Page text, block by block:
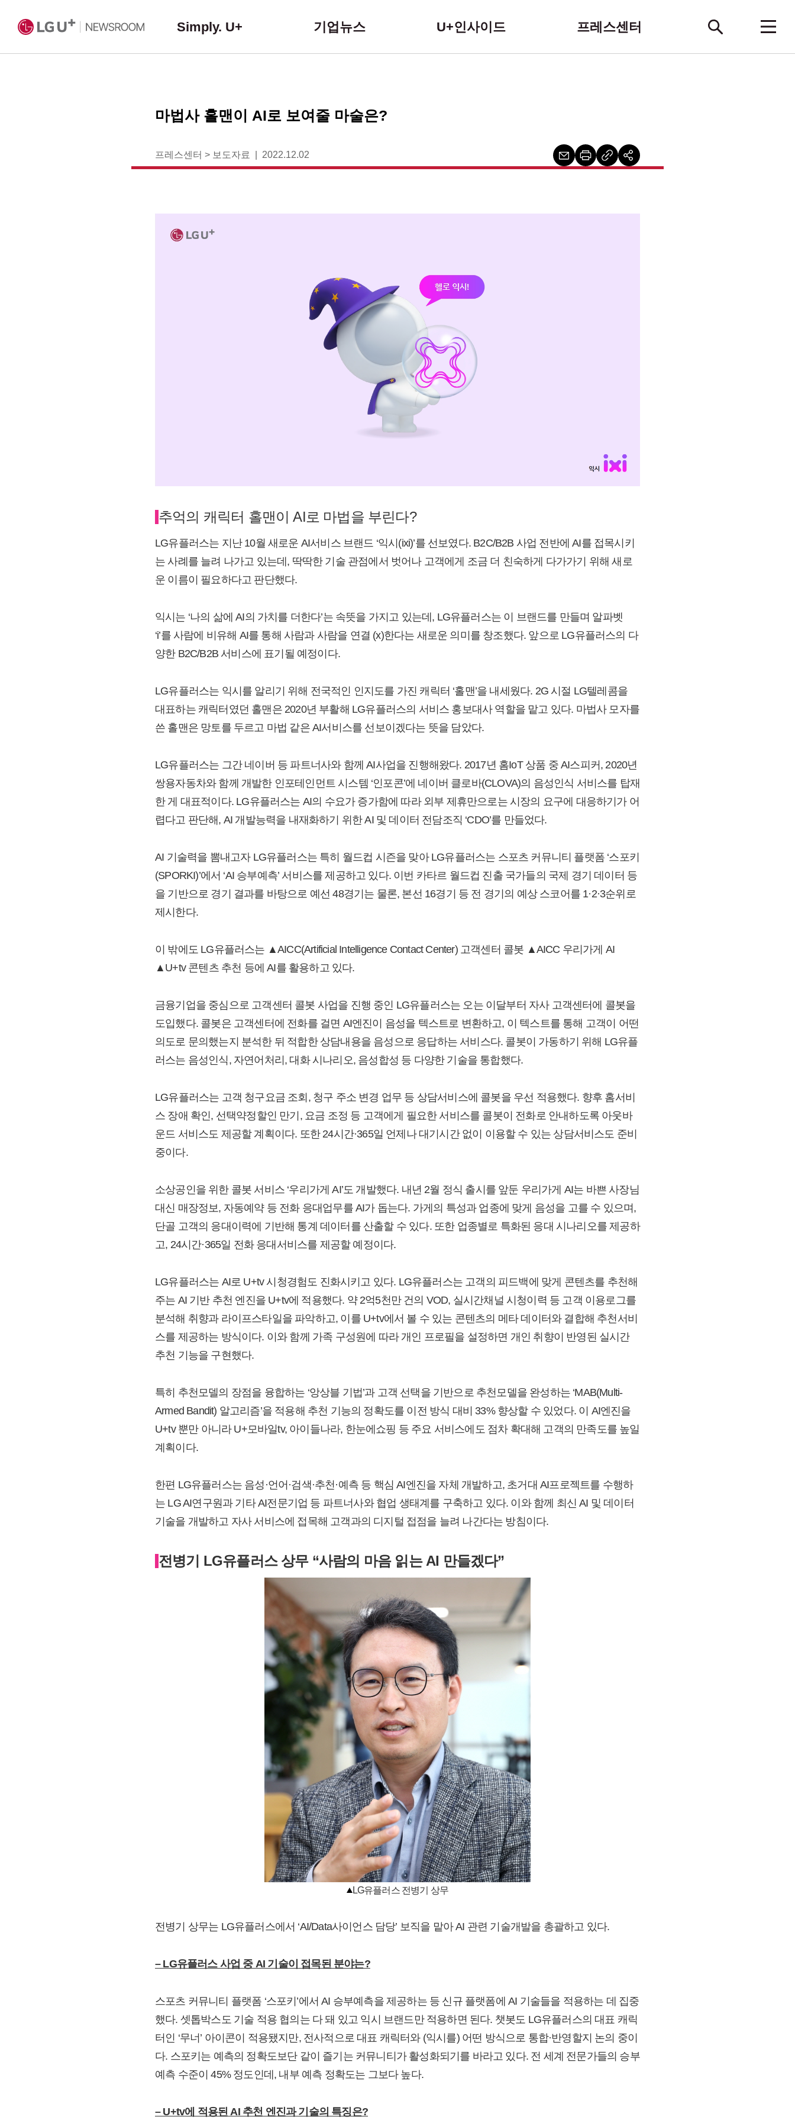
Simply. U+ 기업뉴스 U+인사이드 프레스센터
마법사 홀맨이 AI로 보여줄 마술은?
프레스센터 > 보도자료 2022.12.02
추억의 캐릭터 홀맨이 AI로 마법을 부린다?
LG유플러스는 지난 10월 새로운 AI서비스 브랜드 ‘익시(ixi)’를 선보였다. B2C/B2B 사업 전반에 AI를 접목시키
는 사례를 늘려 나가고 있는데, 딱딱한 기술 관점에서 벗어나 고객에게 조금 더 친숙하게 다가가기 위해 새로
운 이름이 필요하다고 판단했다.
익시는 ‘나의 삶에 AI의 가치를 더한다’는 속뜻을 가지고 있는데, LG유플러스는 이 브랜드를 만들며 알파벳
‘i’를 사람에 비유해 AI를 통해 사람과 사람을 연결 (x)한다는 새로운 의미를 창조했다. 앞으로 LG유플러스의 다
양한 B2C/B2B 서비스에 표기될 예정이다.
LG유플러스는 익시를 알리기 위해 전국적인 인지도를 가진 캐릭터 ‘홀맨’을 내세웠다. 2G 시절 LG텔레콤을
대표하는 캐릭터였던 홀맨은 2020년 부활해 LG유플러스의 서비스 홍보대사 역할을 맡고 있다. 마법사 모자를
쓴 홀맨은 망토를 두르고 마법 같은 AI서비스를 선보이겠다는 뜻을 담았다.
LG유플러스는 그간 네이버 등 파트너사와 함께 AI사업을 진행해왔다. 2017년 홈IoT 상품 중 AI스피커, 2020년
쌍용자동차와 함께 개발한 인포테인먼트 시스템 ‘인포콘’에 네이버 클로바(CLOVA)의 음성인식 서비스를 탑재
한 게 대표적이다. LG유플러스는 AI의 수요가 증가함에 따라 외부 제휴만으로는 시장의 요구에 대응하기가 어
렵다고 판단해, AI 개발능력을 내재화하기 위한 AI 및 데이터 전담조직 ‘CDO’를 만들었다.
AI 기술력을 뽐내고자 LG유플러스는 특히 월드컵 시즌을 맞아 LG유플러스는 스포츠 커뮤니티 플랫폼 ‘스포키
(SPORKI)’에서 ‘AI 승부예측’ 서비스를 제공하고 있다. 이번 카타르 월드컵 진출 국가들의 국제 경기 데이터 등
을 기반으로 경기 결과를 바탕으로 예선 48경기는 물론, 본선 16경기 등 전 경기의 예상 스코어를 1·2·3순위로
제시한다.
이 밖에도 LG유플러스는 ▲AICC(Artificial Intelligence Contact Center) 고객센터 콜봇 ▲AICC 우리가게 AI
▲U+tv 콘텐츠 추천 등에 AI를 활용하고 있다.
금융기업을 중심으로 고객센터 콜봇 사업을 진행 중인 LG유플러스는 오는 이달부터 자사 고객센터에 콜봇을
도입했다. 콜봇은 고객센터에 전화를 걸면 AI엔진이 음성을 텍스트로 변환하고, 이 텍스트를 통해 고객이 어떤
의도로 문의했는지 분석한 뒤 적합한 상담내용을 음성으로 응답하는 서비스다. 콜봇이 가동하기 위해 LG유플
러스는 음성인식, 자연어처리, 대화 시나리오, 음성합성 등 다양한 기술을 통합했다.
LG유플러스는 고객 청구요금 조회, 청구 주소 변경 업무 등 상담서비스에 콜봇을 우선 적용했다. 향후 홈서비
스 장애 확인, 선택약정할인 만기, 요금 조정 등 고객에게 필요한 서비스를 콜봇이 전화로 안내하도록 아웃바
운드 서비스도 제공할 계획이다. 또한 24시간·365일 언제나 대기시간 없이 이용할 수 있는 상담서비스도 준비
중이다.
소상공인을 위한 콜봇 서비스 ‘우리가게 AI’도 개발했다. 내년 2월 정식 출시를 앞둔 우리가게 AI는 바쁜 사장님
대신 매장정보, 자동예약 등 전화 응대업무를 AI가 돕는다. 가게의 특성과 업종에 맞게 음성을 고를 수 있으며,
단골 고객의 응대이력에 기반해 통계 데이터를 산출할 수 있다. 또한 업종별로 특화된 응대 시나리오를 제공하
고, 24시간·365일 전화 응대서비스를 제공할 예정이다.
LG유플러스는 AI로 U+tv 시청경험도 진화시키고 있다. LG유플러스는 고객의 피드백에 맞게 콘텐츠를 추천해
주는 AI 기반 추천 엔진을 U+tv에 적용했다. 약 2억5천만 건의 VOD, 실시간채널 시청이력 등 고객 이용로그를
분석해 취향과 라이프스타일을 파악하고, 이를 U+tv에서 볼 수 있는 콘텐츠의 메타 데이터와 결합해 추천서비
스를 제공하는 방식이다. 이와 함께 가족 구성원에 따라 개인 프로필을 설정하면 개인 취향이 반영된 실시간
추천 기능을 구현했다.
특히 추천모델의 장점을 융합하는 ‘앙상블 기법’과 고객 선택을 기반으로 추천모델을 완성하는 ‘MAB(Multi-
Armed Bandit) 알고리즘’을 적용해 추천 기능의 정확도를 이전 방식 대비 33% 향상할 수 있었다. 이 AI엔진을
U+tv 뿐만 아니라 U+모바일tv, 아이들나라, 한눈에쇼핑 등 주요 서비스에도 점차 확대해 고객의 만족도를 높일
계획이다.
한편 LG유플러스는 음성·언어·검색·추천·예측 등 핵심 AI엔진을 자체 개발하고, 초거대 AI프로젝트를 수행하
는 LG AI연구원과 기타 AI전문기업 등 파트너사와 협업 생태계를 구축하고 있다. 이와 함께 최신 AI 및 데이터
기술을 개발하고 자사 서비스에 접목해 고객과의 디지털 접점을 늘려 나간다는 방침이다.
전병기 LG유플러스 상무 “사람의 마음 읽는 AI 만들겠다”
LG유플러스 전병기 상무
전병기 상무는 LG유플러스에서 ‘AI/Data사이언스 담당’ 보직을 맡아 AI 관련 기술개발을 총괄하고 있다.
– LG유플러스 사업 중 AI 기술이 접목된 분야는?
스포츠 커뮤니티 플랫폼 ‘스포키’에서 AI 승부예측을 제공하는 등 신규 플랫폼에 AI 기술들을 적용하는 데 집중
했다. 셋톱박스도 기술 적용 협의는 다 돼 있고 익시 브랜드만 적용하면 된다. 챗봇도 LG유플러스의 대표 캐릭
터인 ‘무너’ 아이콘이 적용됐지만, 전사적으로 대표 캐릭터와 (익시를) 어떤 방식으로 통합·반영할지 논의 중이
다. 스포키는 예측의 정확도보단 같이 즐기는 커뮤니티가 활성화되기를 바라고 있다. 전 세계 전문가들의 승부
예측 수준이 45% 정도인데, 내부 예측 정확도는 그보다 높다.
– U+tv에 적용된 AI 추천 엔진과 기술의 특징은?